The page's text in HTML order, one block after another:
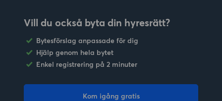
Vill du också byta din hyresrätt?
Bytesförslag anpassade för dig
Hjälp genom hela bytet
Enkel registrering på 2 minuter
Kom igång gratis